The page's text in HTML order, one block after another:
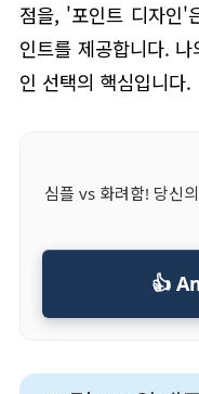
점을, '포인트 디자인'
인트를 제공합니다.
인 선택의 핵심입니다.
심플 vs 화려함! 당신
👍